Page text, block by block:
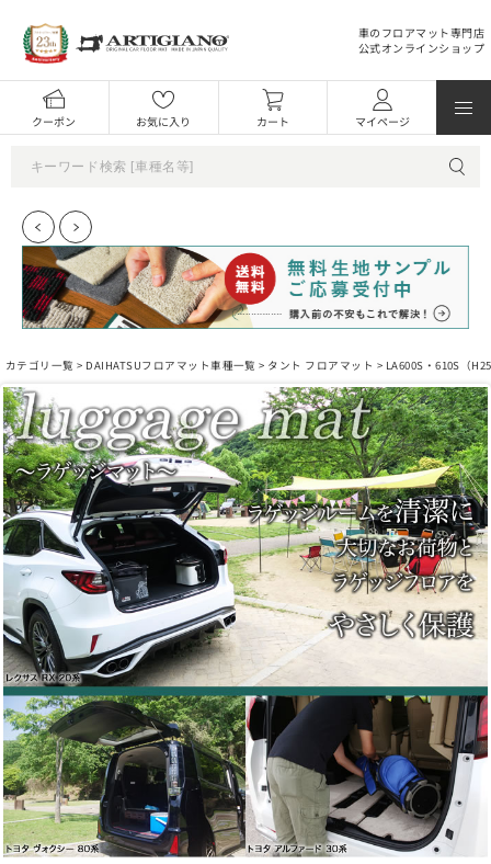
車のフロアマット専門店
公式オンラインショップ
クーポン お気に入り カート マイページ
カテゴリ一覧 > DAIHATSUフロアマット車種一覧 > タント フロアマット > LA600S・610S（